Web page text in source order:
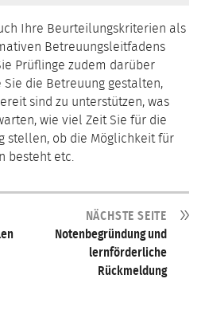
Ihre Beurteilungskriterien als
Betreuungsleitfadens
Prüflinge zudem darüber
die Betreuung gestalten,
sind zu unterstützen, was
wie viel Zeit Sie für die
stellen, ob die Möglichkeit für
besteht etc.
NÄCHSTE SEITE
Notenbegründung und
lernförderliche
Rückmeldung